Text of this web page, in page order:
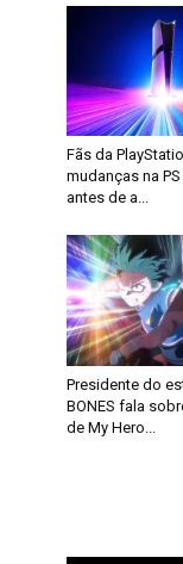
Fãs da
mudanças na
antes de a...
Presidente do
BONES fala
de My Hero...